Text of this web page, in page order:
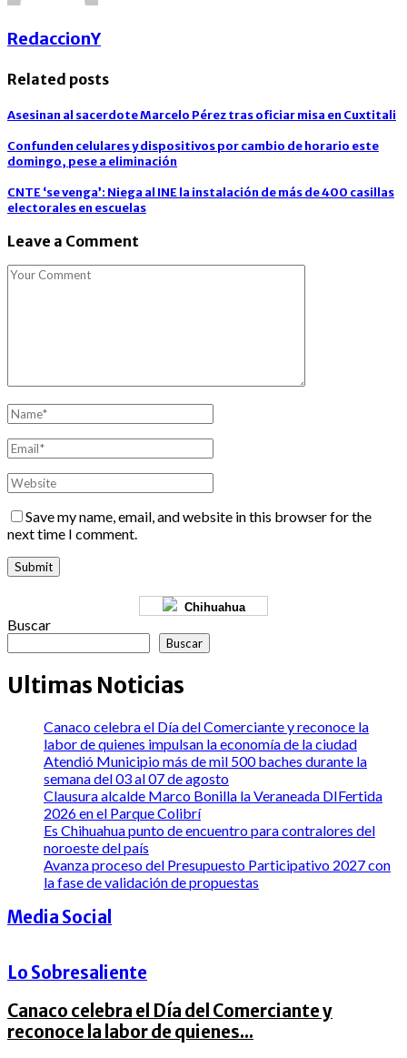
RedaccionY
Related posts
Asesinan al sacerdote Marcelo Pérez tras oficiar misa en Cuxtitali
Confunden celulares y dispositivos por cambio de horario este
domingo, pese a eliminación
CNTE ‘se venga’: Niega al INE la instalación de más de 400 casillas
electorales en escuelas
Leave a Comment
Save my name, email, and website in this browser for the
next time I comment.
Chihuahua
Buscar
Buscar
Ultimas Noticias
Canaco celebra el Día del Comerciante y reconoce la
labor de quienes impulsan la economía de la ciudad
Atendió Municipio más de mil 500 baches durante la
semana del 03 al 07 de agosto
Clausura alcalde Marco Bonilla la Veraneada DIFertida
2026 en el Parque Colibrí
Es Chihuahua punto de encuentro para contralores del
noroeste del país
Avanza proceso del Presupuesto Participativo 2027 con
la fase de validación de propuestas
Media Social
Lo Sobresaliente
Canaco celebra el Día del Comerciante y
reconoce la labor de quienes...